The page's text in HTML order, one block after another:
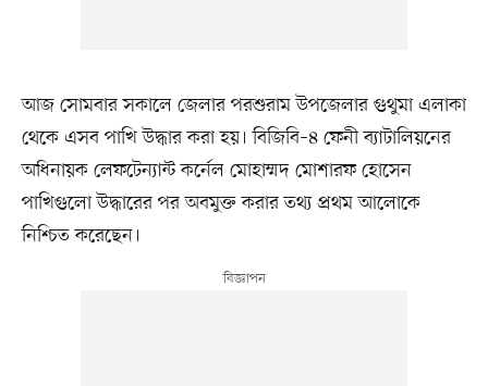
আজ সোমবার সকালে জেলার পরশুরাম উপজেলার গুথুমা এলাকা
থেকে এসব পাখি উদ্ধার করা হয়। বিজিবি–৪ ফেনী ব্যাটালিয়নের
অধিনায়ক লেফটেন্যান্ট কর্নেল মোহাম্মদ মোশারফ হোসেন
পাখিগুলো উদ্ধারের পর অবমুক্ত করার তথ্য প্রথম আলোকে
নিশ্চিত করেছেন।